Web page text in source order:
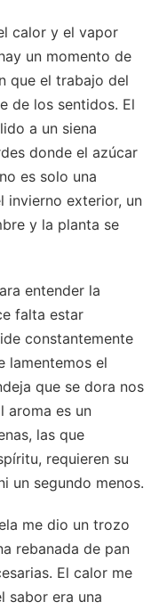
calor y el vapor
un momento de
que el trabajo del
de los sentidos. El
a un siena
donde el azúcar
es solo una
invierno exterior, un
y la planta se
entender la
falta estar
constantemente
lamentemos el
que se dora nos
aroma es un
las que
requieren su
un segundo menos.
me dio un trozo
rebanada de pan
El calor me
sabor era una